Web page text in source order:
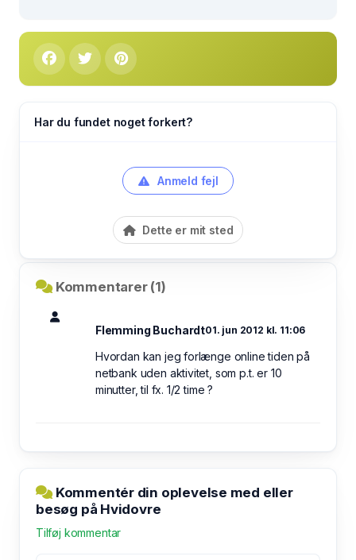
Har du fundet noget forkert?
Anmeld fejl
Dette er mit sted
Kommentarer (1)
Flemming Buchardt01. jun 2012 kl. 11:06
Hvordan kan jeg forlænge online tiden på
netbank uden aktivitet, som p.t. er 10
minutter, til fx. 1/2 time ?
Kommentér din oplevelse med eller
besøg på Hvidovre
Tilføj kommentar